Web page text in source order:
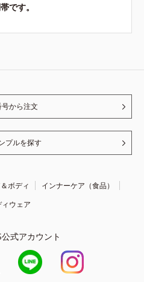
です。
から注文
プルを探す
ボディ
インナーケア（食品）
ウェア
式アカウント